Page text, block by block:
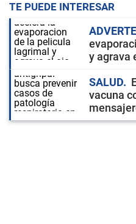
TE PUEDE INTERESAR
y agrava
SALUD
vacuna